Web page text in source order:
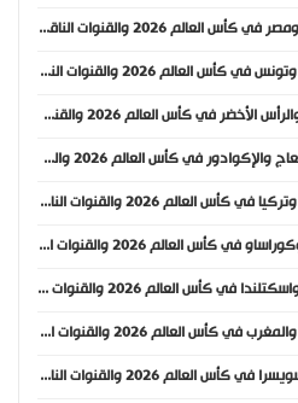
موعد مباراة بلجيكا ومصر في كأس العالم 2026 والقنوات الناقلة
موعد مباراة السويد وتونس في كأس العالم 2026 والقنوات الناقلة
موعد مباراة إسبانيا والرأس الأخضر في كأس العالم 2026 والقنوات الناقلة
موعد مباراة ساحل العاج والإكوادور في كأس العالم 2026 والقنوات الناقلة
موعد مباراة أستراليا وتركيا في كأس العالم 2026 والقنوات الناقلة
موعد مباراة ألمانيا وكوراساو في كأس العالم 2026 والقنوات الناقلة
موعد مباراة هايتي واسكتلندا في كأس العالم 2026 والقنوات الناقلة
موعد مباراة البرازيل والمغرب في كأس العالم 2026 والقنوات الناقلة
موعد مباراة قطر وسويسرا في كأس العالم 2026 والقنوات الناقلة